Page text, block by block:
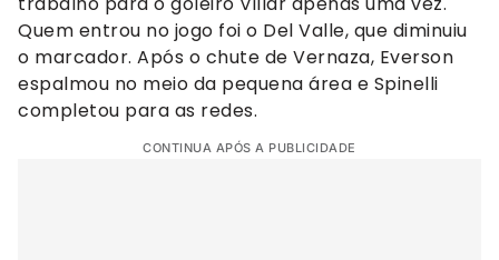
Quem entrou no jogo foi o Del Valle, que diminuiu
o marcador. Após o chute de Vernaza, Everson
espalmou no meio da pequena área e Spinelli
completou para as redes.
CONTINUA APÓS A PUBLICIDADE